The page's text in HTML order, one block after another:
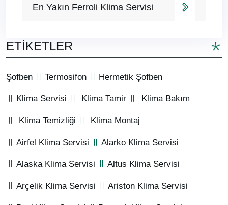
En Yakın Ferroli Klima Servisi
ETIKETLER
Şofben Termosifon Hermetik Şofben
Klima Servisi Klima Tamir Klima Bakım
Klima Temizliği Klima Montaj
Airfel Klima Servisi Alarko Klima Servisi
Alaska Klima Servisi Altus Klima Servisi
Arçelik Klima Servisi Ariston Klima Servisi